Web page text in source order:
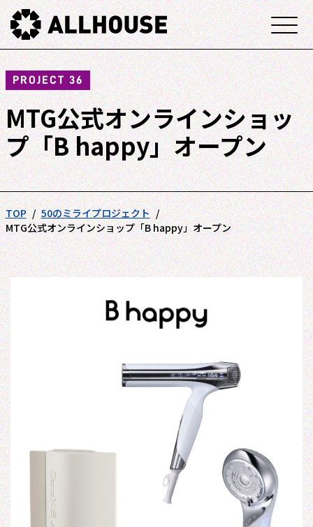
PROJECT 36
MTG公式オンラインショッ
プ「B happy」オープン
TOP
50のミライプロジェクト
MTG公式オンラインショップ「B happy」オープン